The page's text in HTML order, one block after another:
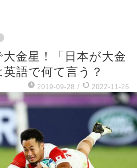
金星！「日本が大金
語で何て言う？
2019-09-28 / 2022-11-26